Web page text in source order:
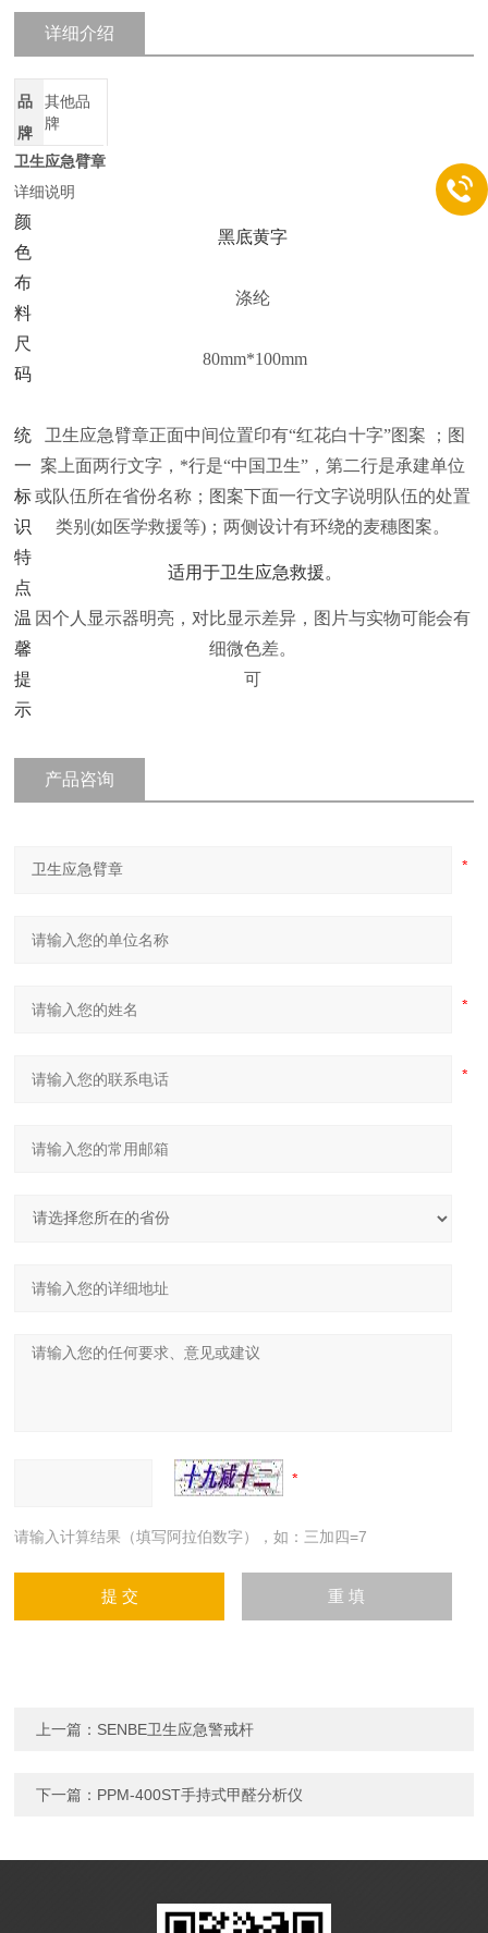
详细介绍
品
牌
其他品
牌
卫生应急臂章
详细说明
颜
色
黑底黄字
布
料
涤纶
尺
码
80mm*100mm
统
一
标
识
卫生应急臂章正面中间位置印有“红花白十字”图案 ；图
案上面两行文字，*行是“中国卫生”，第二行是承建单位
或队伍所在省份名称；图案下面一行文字说明队伍的处置
类别(如医学救援等)；两侧设计有环绕的麦穗图案。
特
点
适用于卫生应急救援。
温
馨
提
示
因个人显示器明亮，对比显示差异，图片与实物可能会有
细微色差。
可
产品咨询
请输入计算结果（填写阿拉伯数字），如：三加四=7
上一篇： SENBE卫生应急警戒杆
下一篇： PPM-400ST手持式甲醛分析仪